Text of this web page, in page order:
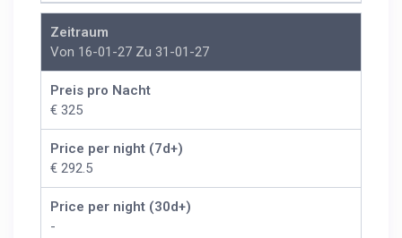
Zeitraum
Von 16-01-27 Zu 31-01-27
Preis pro Nacht
€ 325
Price per night (7d+)
€ 292.5
Price per night (30d+)
-